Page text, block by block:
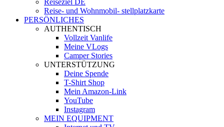
Reiseziel DE
Reise- und Wohnmobil- stellplatzkarte
PERSÖNLICHES
AUTHENTISCH
Vollzeit Vanlife
Meine VLogs
Camper Stories
UNTERSTÜTZUNG
Deine Spende
T-Shirt Shop
Mein Amazon-Link
YouTube
Instagram
MEIN EQUIPMENT